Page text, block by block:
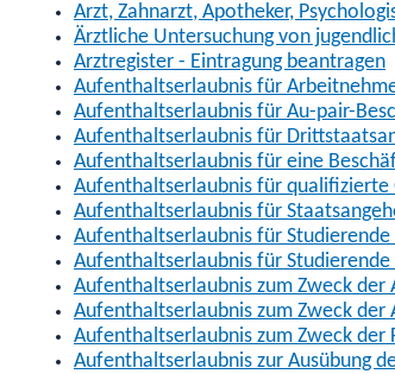
Arzt, Zahnarzt, Apotheker,
Ärztliche Untersuchung von
Arztregister - Eintragung beantragen
Aufenthaltserlaubnis für
Aufenthaltserlaubnis für Au-pair-
Aufenthaltserlaubnis für
Aufenthaltserlaubnis für eine
Aufenthaltserlaubnis für qualifizierte
Aufenthaltserlaubnis für
Aufenthaltserlaubnis für
Aufenthaltserlaubnis für
Aufenthaltserlaubnis zum Zweck der
Aufenthaltserlaubnis zum Zweck der
Aufenthaltserlaubnis zum Zweck der
Aufenthaltserlaubnis zur Ausübung